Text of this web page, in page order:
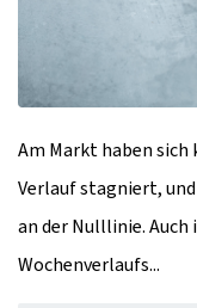
Am Markt haben sich
Verlauf stagniert,
an der Nulllinie. Auch
Wochenverlaufs...